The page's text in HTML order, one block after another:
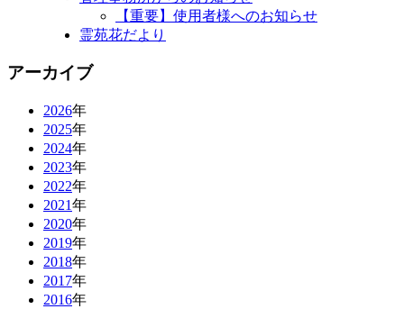
【重要】使用者様へのお知らせ
霊苑花だより
アーカイブ
2026年
2025年
2024年
2023年
2022年
2021年
2020年
2019年
2018年
2017年
2016年